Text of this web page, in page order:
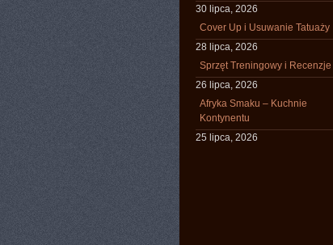
30 lipca, 2026
Cover Up i Usuwanie Tatuaży
28 lipca, 2026
Sprzęt Treningowy i Recenzje
26 lipca, 2026
Afryka Smaku – Kuchnie
Kontynentu
25 lipca, 2026